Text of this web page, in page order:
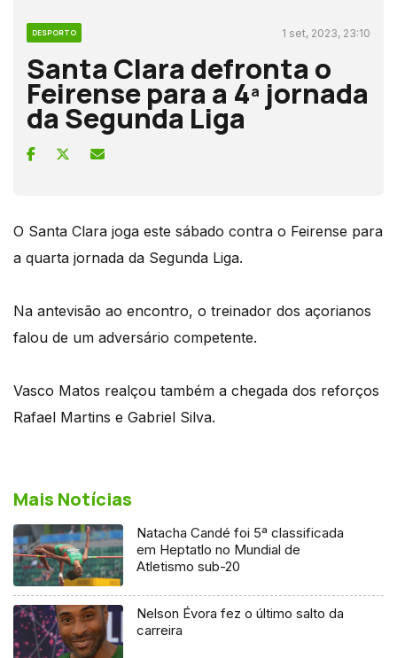
DESPORTO 1 set, 2023, 23:10
Santa Clara defronta o
Feirense para a 4ª jornada
da Segunda Liga
O Santa Clara joga este sábado contra o Feirense para
a quarta jornada da Segunda Liga.
Na antevisão ao encontro, o treinador dos açorianos
falou de um adversário competente.
Vasco Matos realçou também a chegada dos reforços
Rafael Martins e Gabriel Silva.
Mais Notícias
Natacha Candé foi 5ª classificada
em Heptatlo no Mundial de
Atletismo sub-20
Nelson Évora fez o último salto da
carreira